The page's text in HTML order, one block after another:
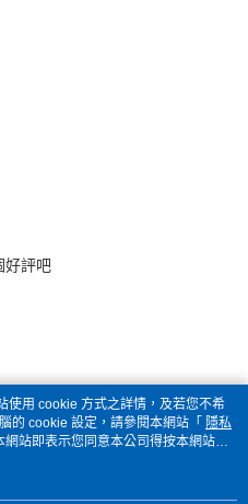
好評吧
使用 cookie 方式之詳情，及若您不希
的 cookie 設定，請參閱本網站「 隱私
站即表示您同意本公司得按本網站使